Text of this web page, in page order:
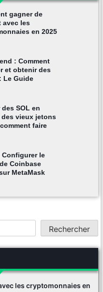
gagner de
avec les
en 2025
: Comment
et obtenir des
Le Guide
des SOL en
vieux jetons
faire
Configurer le
Coinbase
MetaMask
Rechercher
les cryptomonnaies en